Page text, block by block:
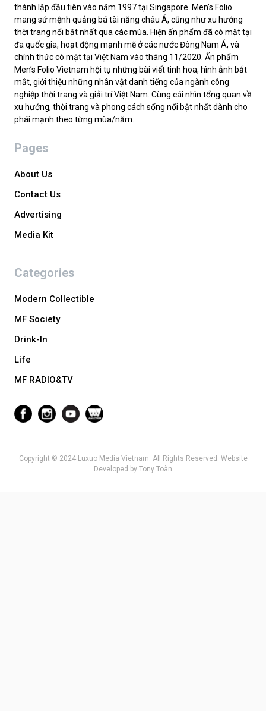
thành lập đầu tiên vào năm 1997 tại Singapore. Men’s Folio
mang sứ mệnh quảng bá tài năng châu Á, cũng như xu hướng
thời trang nổi bật nhất qua các mùa. Hiện ấn phẩm đã có mặt tại
đa quốc gia, hoạt động mạnh mẽ ở các nước Đông Nam Á, và
chính thức có mặt tại Việt Nam vào tháng 11/2020. Ấn phẩm
Men’s Folio Vietnam hội tụ những bài viết tinh hoa, hình ảnh bắt
mắt, giới thiệu những nhân vật danh tiếng của ngành công
nghiệp thời trang và giải trí Việt Nam. Cùng cái nhìn tổng quan về
xu hướng, thời trang và phong cách sống nổi bật nhất dành cho
phái mạnh theo từng mùa/năm.
Pages
About Us
Contact Us
Advertising
Media Kit
Categories
Modern Collectible
MF Society
Drink-In
Life
MF RADIO&TV
Copyright © 2024 Luxuo Media Vietnam. All Rights Reserved. Website
Developed by Tony Toàn